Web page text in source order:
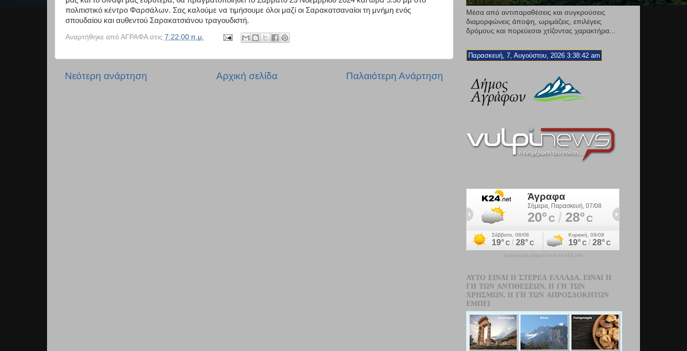
πολιτιστικό κέντρο Φαρσάλων. Σας καλούμε να τιμήσουμε όλοι μαζί οι Σαρακατσαναίοι τη μνήμη ενός
σπουδαίου και αυθεντού Σαρακατσιάνου τραγουδιστή.
Αναρτήθηκε από ΑΓΡΑΦΑ στις 7:22:00 π.μ.
Νεότερη ανάρτηση Παλαιότερη Ανάρτηση
Αρχική σελίδα
Μέσα από αντιπαραθέσεις και συγκρούσεις
διαμορφώνεις άποψη, ωριμάζεις, επιλέγεις
δρόμους και πορεύεσαι χτίζοντας χαρακτήρα...
Παρασκευή, 7, Αυγούστου, 2026 3:38:44 am
πρόγνωση καιρού από το k24.net
ΑΥΤΌ ΕΊΝΑΙ Η ΣΤΕΡΕΆ ΕΛΛΆΔΑ. ΕΊΝΑΙ Η
ΓΗ ΤΩΝ ΑΝΤΙΘΈΣΕΩΝ. Η ΓΗ ΤΩΝ
ΧΡΗΣΜΏΝ. Η ΓΗ ΤΩΝ ΑΠΡΟΣΔΌΚΗΤΩΝ
ΕΜΠΕΙ